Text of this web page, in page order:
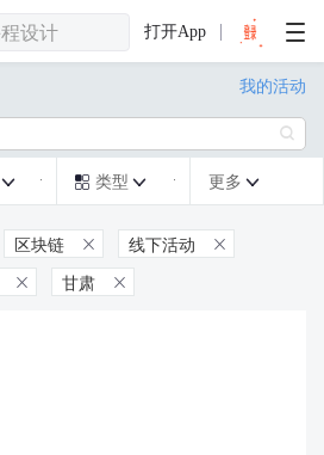
打开App
我的活动

  类型  更多 
区块链  线下活动 
 甘肃 